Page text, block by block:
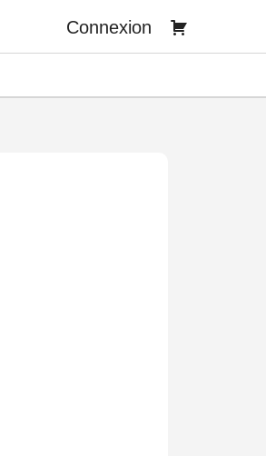
Connexion